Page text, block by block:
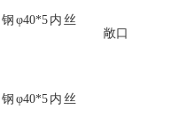
钢φ40*5内丝
敞口
钢φ40*5内丝